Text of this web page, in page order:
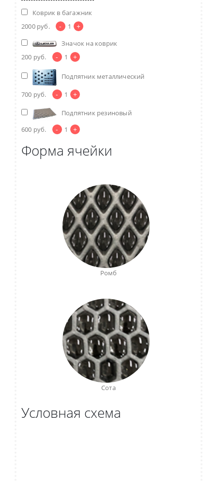
Коврик в багажник
2000 руб. - 1 +
Значок на коврик
200 руб. - 1 +
Подпятник металлический
700 руб. - 1 +
Подпятник резиновый
600 руб. - 1 +
Форма ячейки
Ромб
Сота
Условная схема